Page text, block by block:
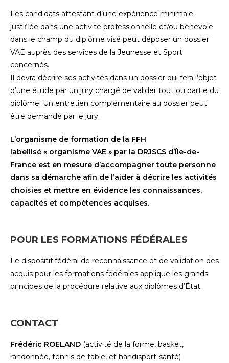
Les candidats attestant d’une expérience minimale
justifiée dans une activité professionnelle et/ou bénévole
dans le champ du diplôme visé peut déposer un dossier
VAE auprès des services de la Jeunesse et Sport
concernés.
Il devra décrire ses activités dans un dossier qui fera l’objet
d’une étude par un jury chargé de valider tout ou partie du
diplôme. Un entretien complémentaire au dossier peut
être demandé par le jury.
L’organisme de formation de la FFH
labellisé « organisme VAE » par la DRJSCS d’Île-de-
France est en mesure d’accompagner toute personne
dans sa démarche afin de l’aider à décrire les activités
choisies et mettre en évidence les connaissances,
capacités et compétences acquises.
POUR LES FORMATIONS FÉDÉRALES
Le dispositif fédéral de reconnaissance et de validation des
acquis pour les formations fédérales applique les grands
principes de la procédure relative aux diplômes d’État.
CONTACT
Frédéric ROELAND (activité de la forme, basket,
randonnée, tennis de table, et handisport-santé)